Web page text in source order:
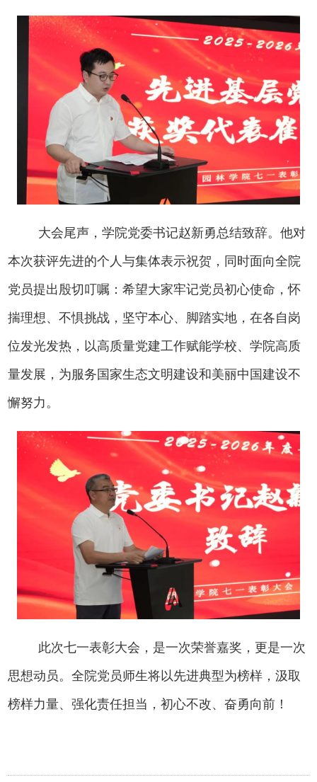
大会尾声，学院党委书记赵新勇总结致辞。他对
本次获评先进的个人与集体表示祝贺，同时面向全院
党员提出殷切叮嘱：希望大家牢记党员初心使命，怀
揣理想、不惧挑战，坚守本心、脚踏实地，在各自岗
位发光发热，以高质量党建工作赋能学校、学院高质
量发展，为服务国家生态文明建设和美丽中国建设不
懈努力。
此次七一表彰大会，是一次荣誉嘉奖，更是一次
思想动员。全院党员师生将以先进典型为榜样，汲取
榜样力量、强化责任担当，初心不改、奋勇向前！